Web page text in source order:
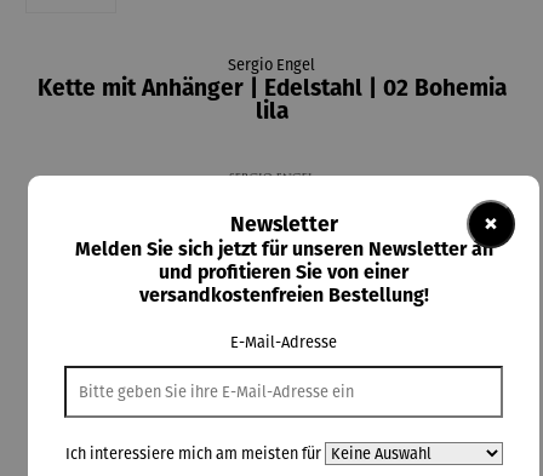
Sergio Engel
Kette mit Anhänger | Edelstahl | 02 Bohemia
lila
30,00 €
Preise inkl. MwSt. zzgl. Versandkosten
Lieferzeit: 4 Tage
In den Warenkorb
×
Newsletter
Melden Sie sich jetzt für unseren Newsletter an
und profitieren Sie von einer
versandkostenfreien Bestellung!
E-Mail-Adresse
Ich interessiere mich am meisten für